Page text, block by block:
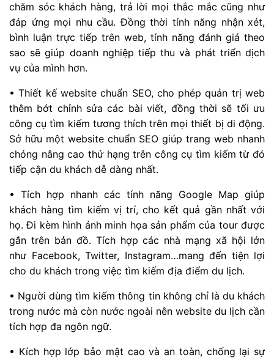
chăm sóc khách hàng, trả lời mọi thắc mắc cũng như
đáp ứng mọi nhu cầu. Đồng thời tính năng nhận xét,
bình luận trực tiếp trên web, tính năng đánh giá theo
sao sẽ giúp doanh nghiệp tiếp thu và phát triển dịch
vụ của mình hơn.
• Thiết kế website chuẩn SEO, cho phép quản trị web
thêm bớt chỉnh sửa các bài viết, đồng thời sẽ tối ưu
công cụ tìm kiếm tương thích trên mọi thiết bị di động.
Sở hữu một website chuẩn SEO giúp trang web nhanh
chóng nâng cao thứ hạng trên công cụ tìm kiếm từ đó
tiếp cận du khách dễ dàng nhất.
• Tích hợp nhanh các tính năng Google Map giúp
khách hàng tìm kiếm vị trí, cho kết quả gần nhất với
họ. Đi kèm hình ảnh minh họa sản phẩm của tour được
gắn trên bản đồ. Tích hợp các nhà mạng xã hội lớn
như Facebook, Twitter, Instagram…mang đến tiện lợi
cho du khách trong việc tìm kiếm địa điểm du lịch.
• Người dùng tìm kiếm thông tin không chỉ là du khách
trong nước mà còn nước ngoài nên website du lịch cần
tích hợp đa ngôn ngữ.
• Kích hợp lớp bảo mật cao và an toàn, chống lại sự